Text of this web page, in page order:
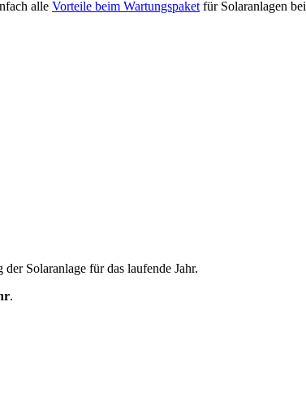
alle Vorteile beim Wartungspaket für Solaranlagen
Solaranlage für das laufende Jahr.
.